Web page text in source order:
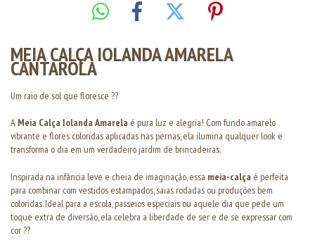
MEIA CALÇA IOLANDA AMARELA
CANTAROLA
Um raio de sol que floresce ??
A Meia Calça Iolanda Amarela é pura luz e alegria! Com fundo amarelo
vibrante e flores coloridas aplicadas nas pernas, ela ilumina qualquer look e
transforma o dia em um verdadeiro jardim de brincadeiras.
Inspirada na infância leve e cheia de imaginação, essa meia-calça é perfeita
para combinar com vestidos estampados, saias rodadas ou produções bem
coloridas. Ideal para a escola, passeios especiais ou aquele dia que pede um
toque extra de diversão, ela celebra a liberdade de ser e de se expressar com
cor ??